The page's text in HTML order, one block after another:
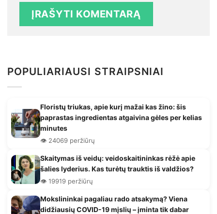
POPULIARIAUSI STRAIPSNIAI
Floristų triukas, apie kurį mažai kas žino: šis
paprastas ingredientas atgaivina gėles per kelias
minutes
👁️ 24069 peržiūrų
Skaitymas iš veidų: veidoskaitininkas rėžė apie
šalies lyderius. Kas turėtų trauktis iš valdžios?
👁️ 19919 peržiūrų
Mokslininkai pagaliau rado atsakymą? Viena
didžiausių COVID-19 mįslių – įminta tik dabar